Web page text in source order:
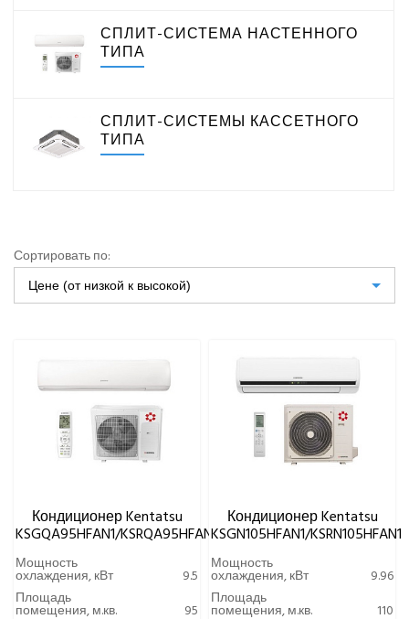
DAICOND
Dantex
EXPERTAIR by ZILON
Ecoclima
Green
Haier
Hi
IGC
Kentatsu
DC-инверторные мультисистемы
Архивные модели
Полупромышленное оборудование
Кондиционеры напольного колонного типа
Кондиционеры универсального типа
Сплит-система канального типа
Сплит-система настенного типа
СПЛИТ-СИСТЕМА НАСТЕННОГО
ТИПА
СПЛИТ-СИСТЕМЫ КАССЕТНОГО
ТИПА
Сортировать по:
Цене (от низкой к высокой)
Кондиционер Kentatsu
KSGQA95HFAN1/KSRQA95HFAN1
Мощность
охлаждения, кВт
9.5
Площадь
помещения, м.кв. 95
Кондиционер Kentatsu
KSGN105HFAN1/KSRN105HFAN1
Мощность
охлаждения, кВт
9.96
Площадь
помещения, м.кв. 110